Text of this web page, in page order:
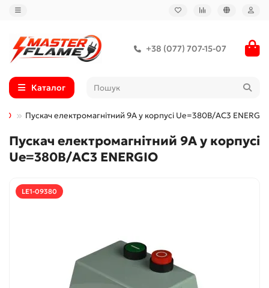
+38 (077) 707-15-07
Каталог
Пускач електромагнітний 9А у корпусі Ue=380В/AC3 ENERGIO
Пускач електромагнітний 9А у корпусі
Ue=380В/AC3 ENERGIO
LE1-09380